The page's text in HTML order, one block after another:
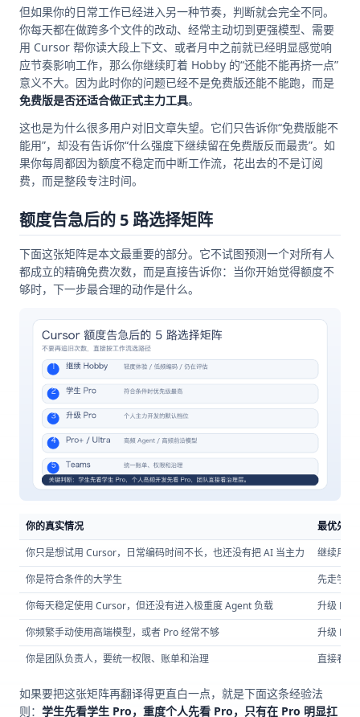
但如果你的日常工作已经进入另一种节奏，判断就会完全不同。
你每天都在做跨多个文件的改动、经常主动切到更强模型、需要
用 Cursor 帮你读大段上下文、或者月中之前就已经明显感觉响
应节奏影响工作，那么你继续盯着 Hobby 的“还能不能再挤一点”
意义不大。因为此时你的问题已经不是免费版还能不能跑，而是
免费版是否还适合做正式主力工具。
这也是为什么很多用户对旧文章失望。它们只告诉你“免费版能不
能用”，却没有告诉你“什么强度下继续留在免费版反而最贵”。如
果你每周都因为额度不稳定而中断工作流，花出去的不是订阅
费，而是整段专注时间。
额度告急后的 5 路选择矩阵
下面这张矩阵是本文最重要的部分。它不试图预测一个对所有人
都成立的精确免费次数，而是直接告诉你：当你开始觉得额度不
够时，下一步最合理的动作是什么。
你的真实情况
最优先考
你只是想试用 Cursor，日常编码时间不长，也还没有把 AI 当主力
继续用
你是符合条件的大学生
先走学生
你每天稳定使用 Cursor，但还没有进入极重度 Agent 负载
升级 Pro
你频繁手动使用高端模型，或者 Pro 经常不够
升级
你是团队负责人，要统一权限、账单和治理
直接看
如果要把这张矩阵再翻译得更直白一点，就是下面这条经验法
则： 学生先看学生 Pro，重度个人先看 Pro，只有在 Pro 明显扛